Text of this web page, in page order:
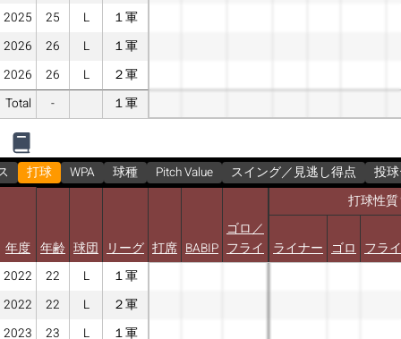
2025
25 L
１軍
2026
26 L
１軍
2026
26 L
２軍
Total
- １軍
打球 WPA 球種 Pitch Value スイング／見逃し得点
投
打球性質
年度 年齢 球団 リーグ 打席 BABIP
ゴロ／
フライ ライナー ゴロ フライ
2022
22 L
１軍
2022
22 L
２軍
2023
23 L
１軍